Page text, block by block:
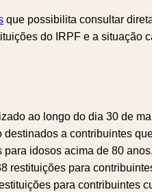
que possibilita consultar
do IRPF e a situação
ao longo do dia 30 de
destinados a contribuintes
idosos acima de 80 anos,
restituições para
para contribuintes